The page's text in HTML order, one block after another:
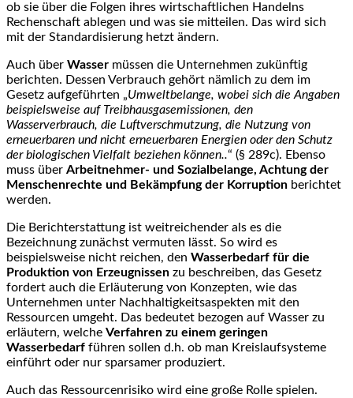
ob sie über die Folgen ihres wirtschaftlichen Handelns
Rechenschaft ablegen und was sie mitteilen. Das wird sich
mit der Standardisierung hetzt ändern.
Auch über Wasser müssen die Unternehmen zukünftig
berichten. Dessen Verbrauch gehört nämlich zu dem im
Gesetz aufgeführten „Umweltbelange, wobei sich die Angaben
beispielsweise auf Treibhausgasemissionen, den
Wasserverbrauch, die Luftverschmutzung, die Nutzung von
erneuerbaren und nicht erneuerbaren Energien oder den Schutz
der biologischen Vielfalt beziehen können..“ (§ 289c). Ebenso
muss über Arbeitnehmer- und Sozialbelange, Achtung der
Menschenrechte und Bekämpfung der Korruption berichtet
werden.
Die Berichterstattung ist weitreichender als es die
Bezeichnung zunächst vermuten lässt. So wird es
beispielsweise nicht reichen, den Wasserbedarf für die
Produktion von Erzeugnissen zu beschreiben, das Gesetz
fordert auch die Erläuterung von Konzepten, wie das
Unternehmen unter Nachhaltigkeitsaspekten mit den
Ressourcen umgeht. Das bedeutet bezogen auf Wasser zu
erläutern, welche Verfahren zu einem geringen
Wasserbedarf führen sollen d.h. ob man Kreislaufsysteme
einführt oder nur sparsamer produziert.
Auch das Ressourcenrisiko wird eine große Rolle spielen.